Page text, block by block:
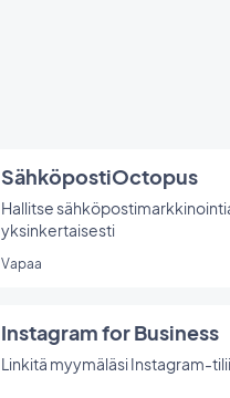
SähköpostiOctopus
Hallitse
yksinkertaisesti
Vapaa
Instagram for Business
Linkitä myymäläsi Instagram-